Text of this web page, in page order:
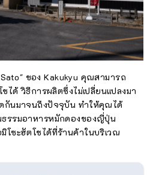
ของ Kakukyu คุณสามารถ
ได้ วิธีการผลิตซึ่งไม่เปลี่ยนแปลงมา
กันมาจนถึงปัจจุบัน ทำให้คุณได้
รรมอาหารหมักดองของญี่ปุ่น
ซะฮัตโชได้ที่ร้านค้าในบริเวณ